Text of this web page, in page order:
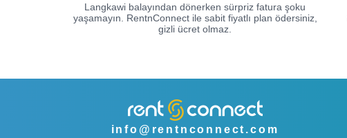
Langkawi balayından dönerken sürpriz fatura şoku
yaşamayın. RentnConnect ile sabit fiyatlı plan ödersiniz,
gizli ücret olmaz.
info@rentnconnect.com